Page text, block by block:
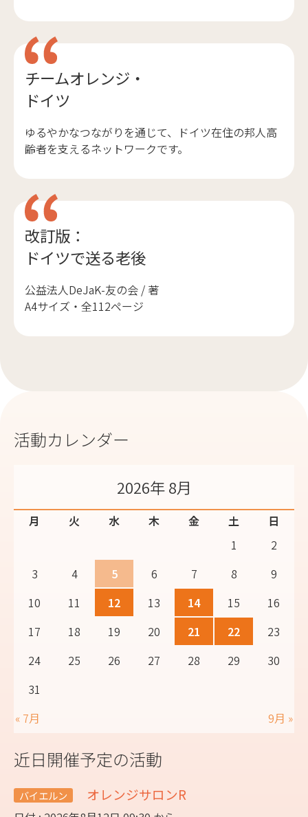
チームオレンジ・
ドイツ
ゆるやかなつながりを通じて、ドイツ在住の邦人高
齢者を支えるネットワークです。
改訂版：
ドイツで送る老後
公益法人DeJaK-友の会 / 著
A4サイズ・全112ページ
活動カレンダー
2026年 8月
月 火 水 木 金 土
日
1
2
3
4 5 6 7 8
9
10
11 12 13 14 15
16
17
18 19 20 21 22
23
24
25 26 27 28 29
30
31
« 7月
9月 »
近日開催予定の活動
バイエルン オレンジサロンR